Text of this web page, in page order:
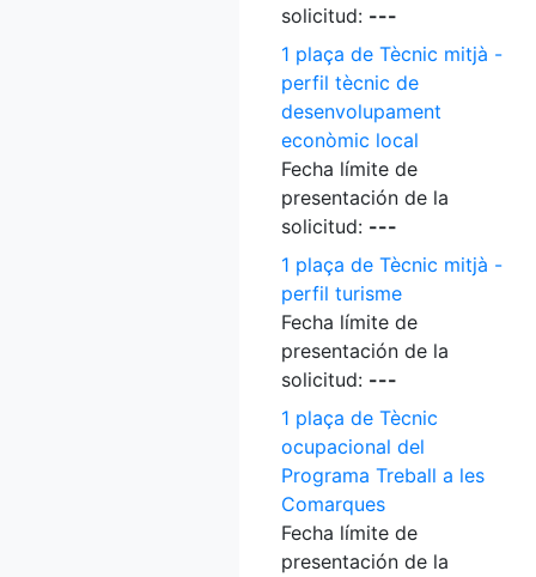
solicitud: ---
1 plaça de Tècnic mitjà -
perfil tècnic de
desenvolupament
econòmic local
Fecha límite de
presentación de la
solicitud: ---
1 plaça de Tècnic mitjà -
perfil turisme
Fecha límite de
presentación de la
solicitud: ---
1 plaça de Tècnic
ocupacional del
Programa Treball a les
Comarques
Fecha límite de
presentación de la